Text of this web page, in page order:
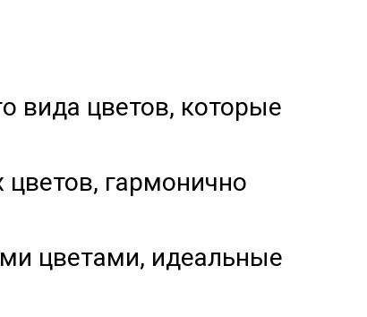
вида цветов, которые
гармонично
цветами, идеальные